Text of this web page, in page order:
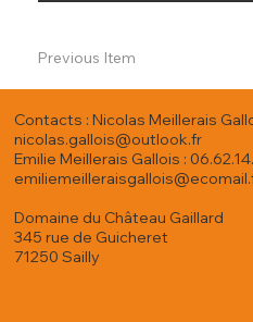
Previous Item
Contacts : Nicolas Meillerais
nicolas.gallois@outlook.fr
Emilie Meillerais Gallois :
Domaine du Château Gaillard
345 rue de Guicheret
71250 Sailly